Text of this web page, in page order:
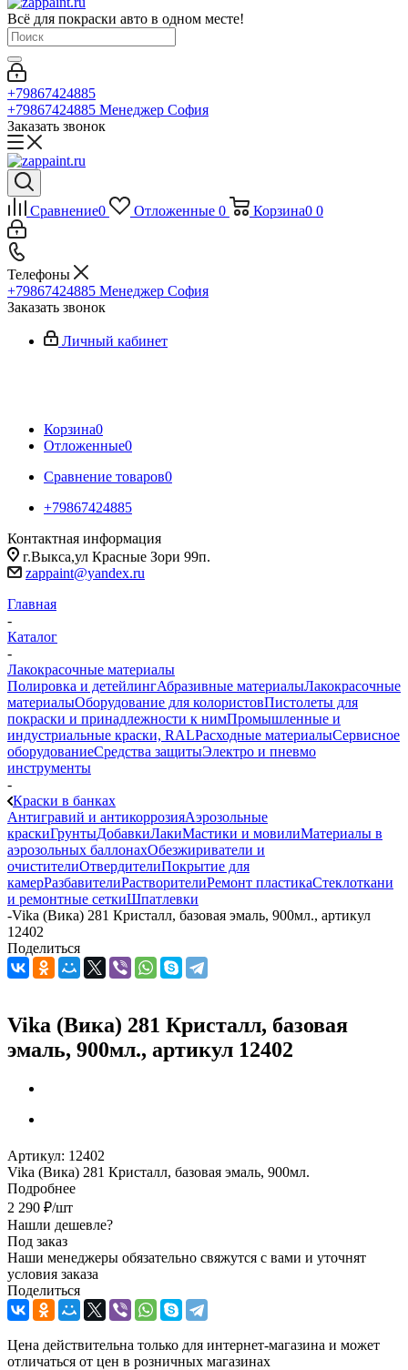
Всё для покраски авто в одном месте!
+79867424885
+79867424885 Менеджер София
Заказать звонок
Сравнение0 Отложенные 0 Корзина0 0
Телефоны
+79867424885 Менеджер София
Заказать звонок
Личный кабинет
Корзина0
Отложенные0
Сравнение товаров0
+79867424885
Контактная информация
г.Выкса,ул Красные Зори 99п.
zappaint@yandex.ru
Главная
-
Каталог
-
Лакокрасочные материалы
Полировка и детейлингАбразивные материалыЛакокрасочные
материалыОборудование для колористовПистолеты для
покраски и принадлежности к нимПромышленные и
индустриальные краски, RALРасходные материалыСервисное
оборудованиеСредства защитыЭлектро и пневмо
инструменты
-
Краски в банках
Антигравий и антикоррозияАэрозольные
краскиГрунтыДобавкиЛакиМастики и мовилиМатериалы в
аэрозольных баллонахОбезжириватели и
очистителиОтвердителиПокрытие для
камерРазбавителиРастворителиРемонт пластикаСтеклоткани
и ремонтные сеткиШпатлевки
-Vika (Вика) 281 Кристалл, базовая эмаль, 900мл., артикул
12402
Поделиться
Vika (Вика) 281 Кристалл, базовая
эмаль, 900мл., артикул 12402
Артикул: 12402
Vika (Вика) 281 Кристалл, базовая эмаль, 900мл.
Подробнее
2 290 ₽/шт
Нашли дешевле?
Под заказ
Наши менеджеры обязательно свяжутся с вами и уточнят
условия заказа
Поделиться
Цена действительна только для интернет-магазина и может
отличаться от цен в розничных магазинах